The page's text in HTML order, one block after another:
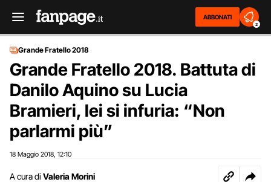
ABBONATI
2
Grande Fratello 2018
Grande Fratello 2018. Battuta di
Danilo Aquino su Lucia
Bramieri, lei si infuria: “Non
parlarmi più”
18 Maggio 2018 12:10
A cura di Valeria Morini